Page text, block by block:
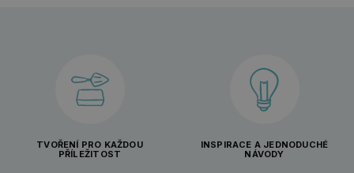
TVOŘENÍ PRO KAŽDOU
PŘÍLEŽITOST
INSPIRACE A JEDNODUCHÉ
NÁVODY